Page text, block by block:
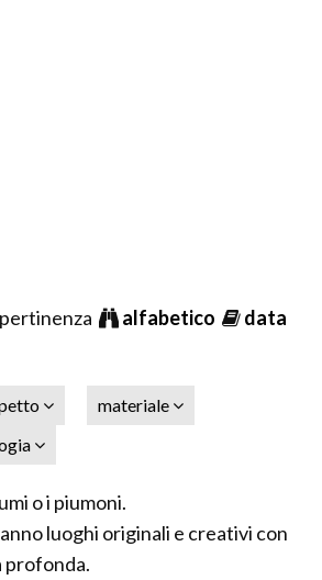
alfabetico data
materiale
o i piumoni.
luoghi originali e creativi con
profonda.